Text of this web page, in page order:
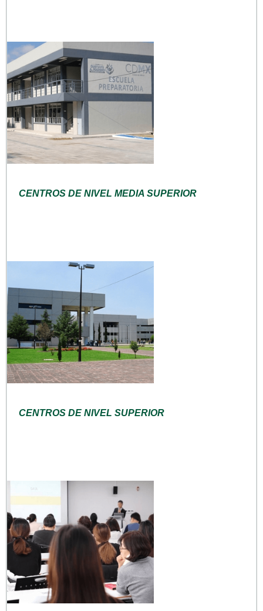
CENTROS DE NIVEL MEDIA SUPERIOR
CENTROS DE NIVEL SUPERIOR